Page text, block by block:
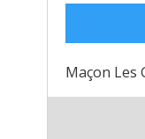
Maçon Les